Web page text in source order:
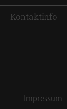
Kontaktinfo
Impressum